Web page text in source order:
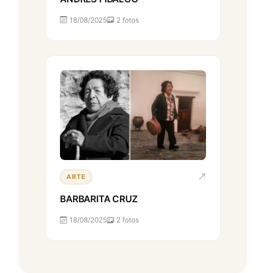
18/08/2025 2 fotos
ARTE
BARBARITA CRUZ
18/08/2025 2 fotos